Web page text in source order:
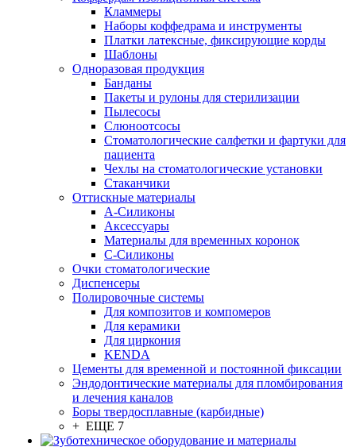
Кламмеры
Наборы коффедрама и инструменты
Платки латексные, фиксирующие корды
Шаблоны
Одноразовая продукция
Банданы
Пакеты и рулоны для стерилизации
Пылесосы
Слюноотсосы
Стоматологические салфетки и фартуки для
пациента
Чехлы на стоматологические установки
Стаканчики
Оттискные материалы
А-Силиконы
Аксессуары
Материалы для временных коронок
С-Силиконы
Очки стоматологические
Диспенсеры
Полировочные системы
Для композитов и компомеров
Для керамики
Для циркония
KENDA
Цементы для временной и постоянной фиксации
Эндодонтические материалы для пломбирования
и лечения каналов
Боры твердосплавные (карбидные)
+ ЕЩЕ 7